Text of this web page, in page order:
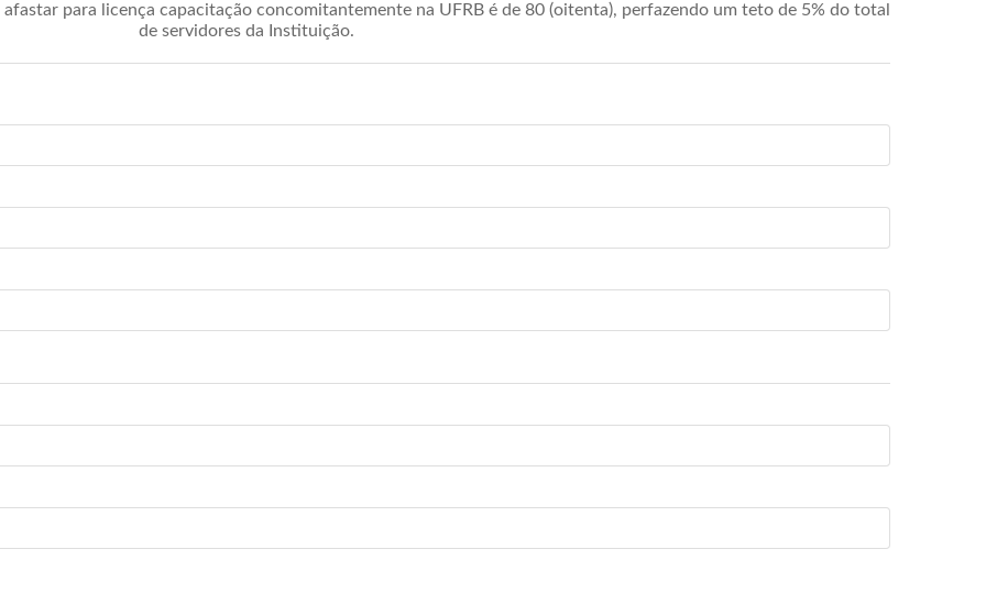
para licença capacitação concomitantemente na UFRB é de 80 (oitenta), perfazendo um teto de 5% do total
de servidores da Instituição.